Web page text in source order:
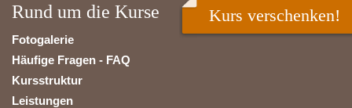
Rund um die Kurse
Fotogalerie
Häufige Fragen - FAQ
Kursstruktur
Leistungen
Kurs verschenken!